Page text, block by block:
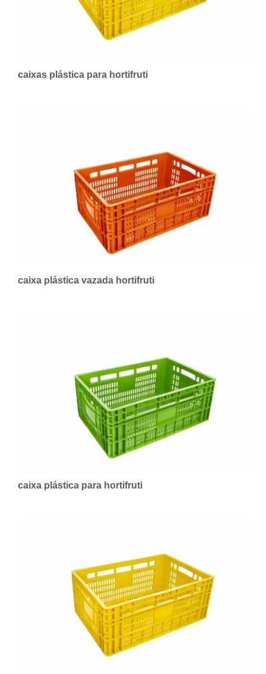
caixas plástica para hortifruti
caixa plástica vazada hortifruti
caixa plástica para hortifruti